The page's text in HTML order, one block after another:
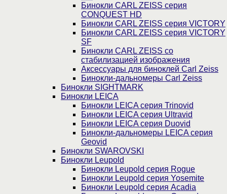
Бинокли CARL ZEISS серия
CONQUEST HD
Бинокли CARL ZEISS серия VICTORY
Бинокли CARL ZEISS серия VICTORY
SF
Бинокли CARL ZEISS со
стабилизацией изображения
Аксессуары для биноклей Carl Zeiss
Бинокли-дальномеры Carl Zeiss
Бинокли SIGHTMARK
Бинокли LEICA
Бинокли LEICA серия Trinovid
Бинокли LEICA серия Ultravid
Бинокли LEICA серия Duovid
Бинокли-дальномеры LEICA серия
Geovid
Бинокли SWAROVSKI
Бинокли Leupold
Бинокли Leupold серия Rogue
Бинокли Leupold серия Yosemite
Бинокли Leupold серия Acadia